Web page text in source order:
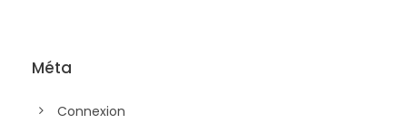
Méta
Connexion